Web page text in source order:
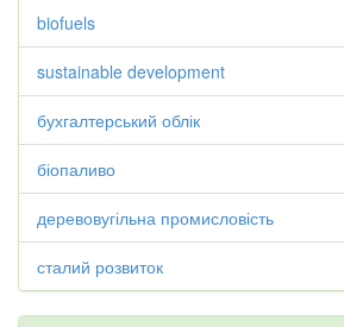
biofuels
sustainable development
бухгалтерський облік
біопаливо
деревовугільна промисловість
сталий розвиток